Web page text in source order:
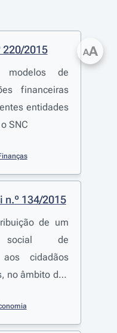
220/2015
modelos de
financeiras
entidades
SNC
n.º 134/2015
de um
social de
aos cidadãos
no âmbito dos
e marítimos
e a
da
AA